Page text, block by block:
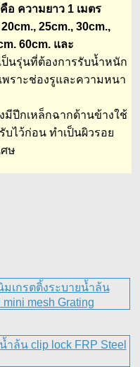
ความยาว 1 เมตร
25cm., 30cm.,
60cm. และ
ป็นรุ่นที่ต้องการรับน้ำหนัก
พราะช่องรูและความหนา
มีปีกเหล็กฉากด้านข้างใช้
ไว้ก่อน ทำเป็นผิวรอย
ษ